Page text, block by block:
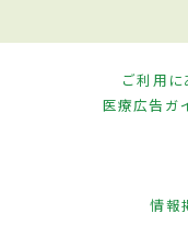
ご利用に
医療広告ガ
情報